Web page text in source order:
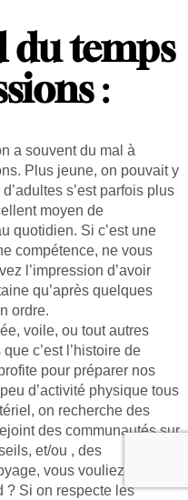
du temps
:
a souvent du mal à
Plus jeune, on pouvait y
s’est parfois plus
moyen de
quotidien. Si c’est une
compétence, ne vous
l’impression d’avoir
qu’après quelques
ordre.
voile, ou tout autres
c’est l’histoire de
pour préparer nos
d’activité physique tous
on recherche des
des communautés sur
et/ou , des
vous vouliez partir
? Si on respecte les